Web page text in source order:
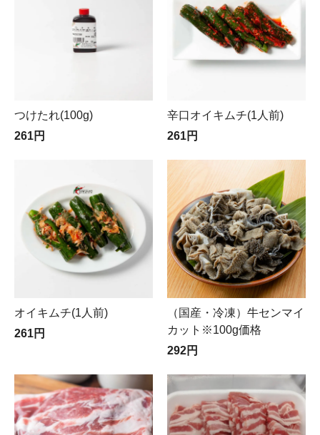
つけたれ(100g)
261円
辛口オイキムチ(1人前)
261円
オイキムチ(1人前)
261円
（国産・冷凍）牛センマイ
カット※100g価格
292円